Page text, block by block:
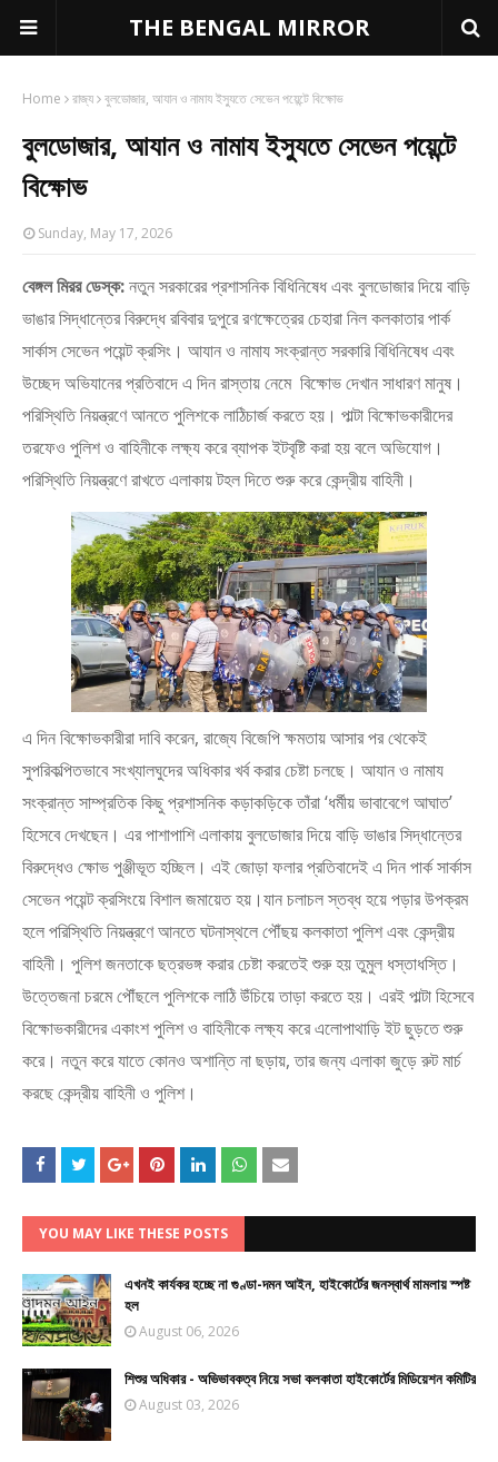
THE BENGAL MIRROR
Home রাজ্য বুলডোজার, আযান ও নামায ইস্যুতে সেভেন পয়েন্টে বিক্ষোভ
বুলডোজার, আযান ও নামায ইস্যুতে সেভেন পয়েন্টে
বিক্ষোভ
Sunday, May 17, 2026
বেঙ্গল মিরর ডেস্ক:নতুন সরকারের প্রশাসনিক বিধিনিষেধ এবং বুলডোজার দিয়ে বাড়ি
ভাঙার সিদ্ধান্তের বিরুদ্ধে রবিবার দুপুরে রণক্ষেত্রের চেহারা নিল কলকাতার পার্ক
সার্কাস সেভেন পয়েন্ট ক্রসিং। আযান ও নামায সংক্রান্ত সরকারি বিধিনিষেধ এবং
উচ্ছেদ অভিযানের প্রতিবাদে এ দিন রাস্তায় নেমে বিক্ষোভ দেখান সাধারণ মানুষ।
পরিস্থিতি নিয়ন্ত্রণে আনতে পুলিশকে লাঠিচার্জ করতে হয়। পাল্টা বিক্ষোভকারীদের
তরফেও পুলিশ ও বাহিনীকে লক্ষ্য করে ব্যাপক ইটবৃষ্টি করা হয় বলে অভিযোগ।
পরিস্থিতি নিয়ন্ত্রণে রাখতে এলাকায় টহল দিতে শুরু করে কেন্দ্রীয় বাহিনী।
এ দিন বিক্ষোভকারীরা দাবি করেন, রাজ্যে বিজেপি ক্ষমতায় আসার পর থেকেই
সুপরিকল্পিতভাবে সংখ্যালঘুদের অধিকার খর্ব করার চেষ্টা চলছে। আযান ও নামায
সংক্রান্ত সাম্প্রতিক কিছু প্রশাসনিক কড়াকড়িকে তাঁরা ‘ধর্মীয় ভাবাবেগে আঘাত’
হিসেবে দেখছেন। এর পাশাপাশি এলাকায় বুলডোজার দিয়ে বাড়ি ভাঙার সিদ্ধান্তের
বিরুদ্ধেও ক্ষোভ পুঞ্জীভূত হচ্ছিল। এই জোড়া ফলার প্রতিবাদেই এ দিন পার্ক সার্কাস
সেভেন পয়েন্ট ক্রসিংয়ে বিশাল জমায়েত হয়।যান চলাচল স্তব্ধ হয়ে পড়ার উপক্রম
হলে পরিস্থিতি নিয়ন্ত্রণে আনতে ঘটনাস্থলে পৌঁছয় কলকাতা পুলিশ এবং কেন্দ্রীয়
বাহিনী। পুলিশ জনতাকে ছত্রভঙ্গ করার চেষ্টা করতেই শুরু হয় তুমুল ধস্তাধস্তি।
উত্তেজনা চরমে পৌঁছলে পুলিশকে লাঠি উঁচিয়ে তাড়া করতে হয়। এরই পাল্টা হিসেবে
বিক্ষোভকারীদের একাংশ পুলিশ ও বাহিনীকে লক্ষ্য করে এলোপাথাড়ি ইট ছুড়তে শুরু
করে। নতুন করে যাতে কোনও অশান্তি না ছড়ায়, তার জন্য এলাকা জুড়ে রুট মার্চ
করছে কেন্দ্রীয় বাহিনী ও পুলিশ।
YOU MAY LIKE THESE POSTS
এখনই কার্যকর হচ্ছে না গুণ্ডা-দমন আইন, হাইকোর্টের জনস্বার্থ মামলায় স্পষ্ট
হল
August 06, 2026
শিশুর অধিকার - অভিভাবকত্ব নিয়ে সভা কলকাতা হাইকোর্টের মিডিয়েশন কমিটির
August 03, 2026